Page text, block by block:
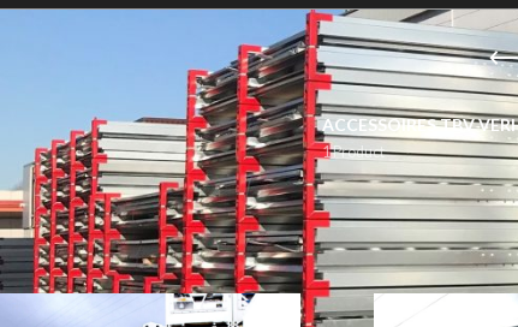
ACCESSOIRES TBV
1 Product
Opslag containers in diverse maten en types.
Home/Containers